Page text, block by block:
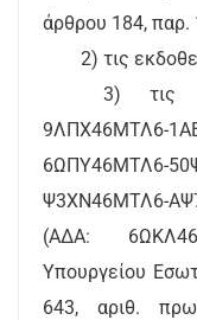
άρθρου 184, παρ.
2) τις
3) τις
9ΛΠΧ46ΜΤΛ6-
6ΩΠΥ46ΜΤΛ6-
Ψ3ΧΝ46ΜΤΛ6-
(ΑΔΑ:
Υπουργείου
643, αριθ.